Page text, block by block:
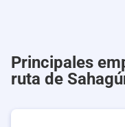
Principales
ruta de